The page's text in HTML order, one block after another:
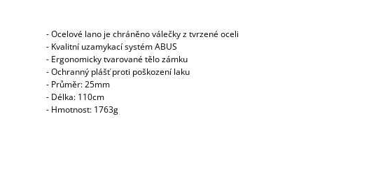
- Ocelové lano je chráněno válečky z tvrzené oceli
- Kvalitní uzamykací systém ABUS
- Ergonomicky tvarované tělo zámku
- Ochranný plášť proti poškození laku
- Průměr: 25mm
- Délka: 110cm
- Hmotnost: 1763g